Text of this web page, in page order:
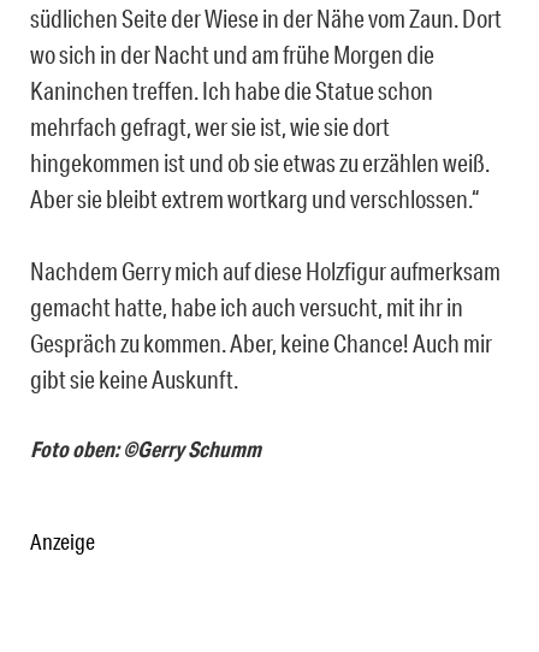
südlichen Seite der Wiese in der Nähe vom Zaun. Dort
wo sich in der Nacht und am frühe Morgen die
Kaninchen treffen. Ich habe die Statue schon
mehrfach gefragt, wer sie ist, wie sie dort
hingekommen ist und ob sie etwas zu erzählen weiß.
Aber sie bleibt extrem wortkarg und verschlossen.“
Nachdem Gerry mich auf diese Holzfigur aufmerksam
gemacht hatte, habe ich auch versucht, mit ihr in
Gespräch zu kommen. Aber, keine Chance! Auch mir
gibt sie keine Auskunft.
Foto oben: ©Gerry Schumm
Anzeige